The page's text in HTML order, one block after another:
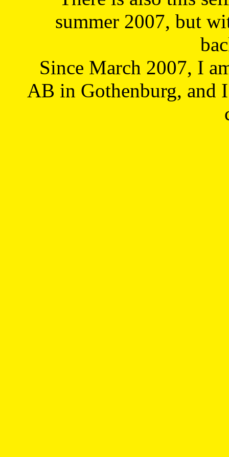
summer 2007, but
Since March 2007, I
AB in Gothenburg, and